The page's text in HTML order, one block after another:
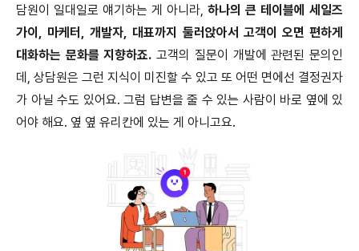
담원이 일대일로 얘기하는 게 아니라, 하나의 큰 테이블에 세일즈
가이, 마케터, 개발자, 대표까지 둘러앉아서 고객이 오면 편하게
대화하는 문화를 지향하죠. 고객의 질문이 개발에 관련된 문의인
데, 상담원은 그런 지식이 미진할 수 있고 또 어떤 면에선 결정권자
가 아닐 수도 있어요. 그럼 답변을 줄 수 있는 사람이 바로 옆에 있
어야 해요. 옆 옆 유리칸에 있는 게 아니고요.